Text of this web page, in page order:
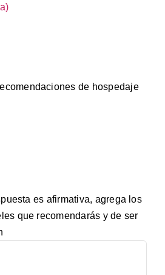
de hospedaje
es afirmativa, agrega los
que recomendarás y de ser